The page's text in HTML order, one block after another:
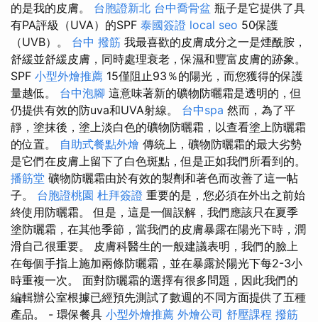
的是我的皮膚。 台胞證新北 台中喬骨盆 瓶子是它提供了具
有PA評級（UVA）的SPF 泰國簽證 local seo 50保護
（UVB）。 台中 撥筋 我最喜歡的皮膚成分之一是煙酰胺，
舒緩並舒緩皮膚，同時處理衰老，保濕和豐富皮膚的跡象。
SPF 小型外燴推薦 15僅阻止93％的陽光，而您獲得的保護
量越低。 台中泡腳 這意味著新的礦物防曬霜是透明的，但
仍提供有效的防uva和UVA射線。 台中spa 然而，為了平
靜，塗抹後，塗上淡白色的礦物防曬霜，以查看塗上防曬霜
的位置。 自助式餐點外燴 傳統上，礦物防曬霜的最大劣勢
是它們在皮膚上留下了白色斑點，但是正如我們所看到的。
播筋堂 礦物防曬霜由於有效的製劑和著色而改善了這一帖
子。 台胞證桃園 杜拜簽證 重要的是，您必須在外出之前始
終使用防曬霜。 但是，這是一個誤解，我們應該只在夏季
塗防曬霜，在其他季節，當我們的皮膚暴露在陽光下時，潤
滑自己很重要。 皮膚科醫生的一般建議表明，我們的臉上
在每個手指上施加兩條防曬霜，並在暴露於陽光下每2-3小
時重複一次。 面對防曬霜的選擇有很多問題，因此我們的
編輯辦公室根據已經預先測試了數週的不同方面提供了五種
產品。 - 環保餐具 小型外燴推薦 外燴公司 舒壓課程 撥筋